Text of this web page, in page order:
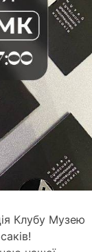
Клубу Музею